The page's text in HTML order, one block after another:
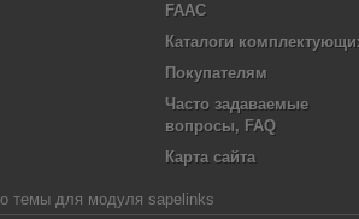
FAAC
Каталоги
Покупателям
Часто задаваемые
вопросы, FAQ
Карта сайта
темы для модуля sapelinks